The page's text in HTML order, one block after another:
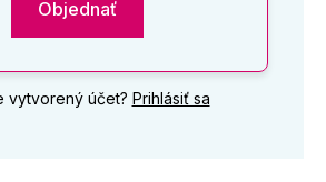
Objednať
vytvorený účet? Prihlásiť sa